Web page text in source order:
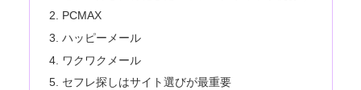
PCMAX
ハッピーメール
ワクワクメール
セフレ探しはサイト選びが最重要